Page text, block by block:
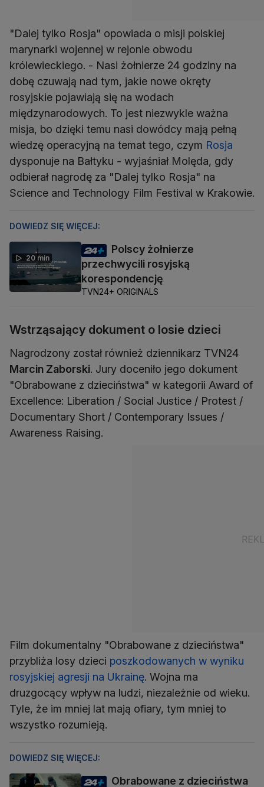
"Dalej tylko Rosja" opowiada o misji polskiej
marynarki wojennej w rejonie obwodu
królewieckiego. - Nasi żołnierze 24 godziny na
dobę czuwają nad tym, jakie nowe okręty
rosyjskie pojawiają się na wodach
międzynarodowych. To jest niezwykle ważna
misja, bo dzięki temu nasi dowódcy mają pełną
wiedzę operacyjną na temat tego, czym Rosja
dysponuje na Bałtyku - wyjaśniał Molęda, gdy
odbierał nagrodę za "Dalej tylko Rosja" na
Science and Technology Film Festival w Krakowie.
20 min
DOWIEDZ SIĘ WIĘCEJ:
Polscy żołnierze
przechwycili rosyjską
korespondencję
TVN24+ ORIGINALS
Wstrząsający dokument o losie dzieci
Nagrodzony został również dziennikarz TVN24
Marcin Zaborski. Jury doceniło jego dokument
"Obrabowane z dzieciństwa" w kategorii Award of
Excellence: Liberation / Social Justice / Protest /
Documentary Short / Contemporary Issues /
Awareness Raising.
Film dokumentalny "Obrabowane z dzieciństwa"
przybliża losy dzieci poszkodowanych w wyniku
rosyjskiej agresji na Ukrainę. Wojna ma
druzgocący wpływ na ludzi, niezależnie od wieku.
Tyle, że im mniej lat mają ofiary, tym mniej to
wszystko rozumieją.
DOWIEDZ SIĘ WIĘCEJ:
Obrabowane z dzieciństwa